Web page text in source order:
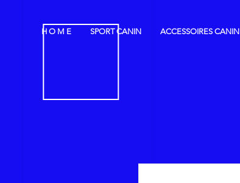
H O M E SPORT CANIN ACCESSOIRES CANIN